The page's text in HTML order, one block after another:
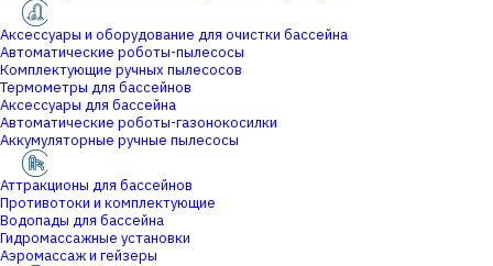
Аксессуары и оборудование для очистки бассейна
Автоматические роботы-пылесосы
Комплектующие ручных пылесосов
Термометры для бассейнов
Аксессуары для бассейна
Автоматические роботы-газонокосилки
Аккумуляторные ручные пылесосы
Аттракционы для бассейнов
Противотоки и комплектующие
Водопады для бассейна
Гидромассажные установки
Аэромассаж и гейзеры